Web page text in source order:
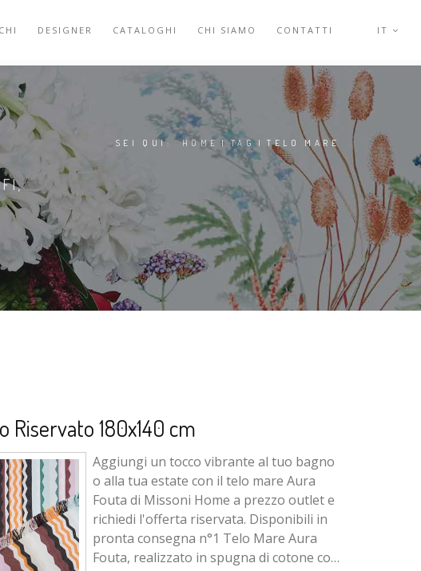
IT
DESIGNER CATALOGHI CHI SIAMO CONTATTI
SEI QUI:HOME | TAG | TELO MARE
Riservato 180x140 cm
Aggiungi un tocco vibrante al tuo bagno
o alla tua estate con il telo mare Aura
Fouta di Missoni Home a prezzo outlet e
richiedi l'offerta riservata. Disponibili in
pronta consegna n°1 Telo Mare Aura
Fouta, realizzato in spugna di cotone con